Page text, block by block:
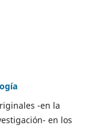
-en la
en los